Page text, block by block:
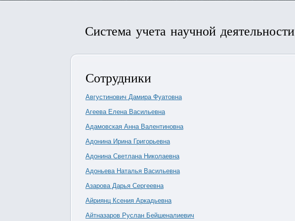
Система учета научной деятельности
Сотрудники
Августинович Дамира Фуатовна
Агеева Елена Васильевна
Адамовская Анна Валентиновна
Адонина Ирина Григорьевна
Адонина Светлана Николаевна
Адоньева Наталья Васильевна
Азарова Дарья Сергеевна
Айриянц Ксения Аркадьевна
Айтназаров Руслан Бейшеналиевич